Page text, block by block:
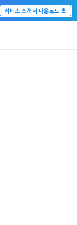
서비스 소개서 다운로드